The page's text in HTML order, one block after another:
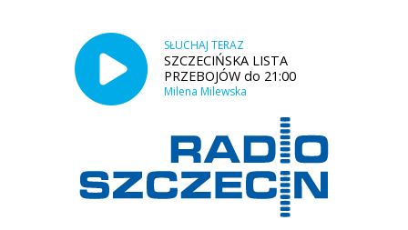
SŁUCHAJ TERAZ
SZCZECIŃSKA LISTA
PRZEBOJÓW do 21:00
Milena Milewska